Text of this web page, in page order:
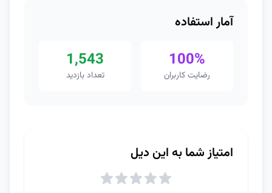
آمار استفاده
100%
رضایت کاربران
1,543
تعداد بازدید
امتیاز شما به این دیل